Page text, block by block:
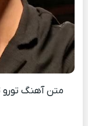
متن آهنگ تورو